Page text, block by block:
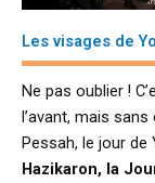
Les visages de
Ne pas oublier !
l’avant, mais
Pessah, le jour
Hazikaron, la